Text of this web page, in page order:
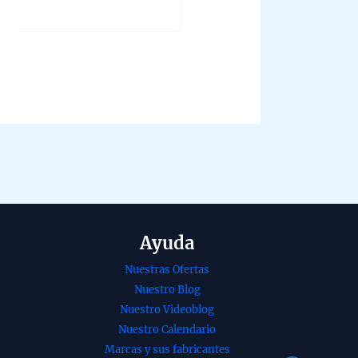
Ayuda
Nuestras Ofertas
Nuestro Blog
Nuestro Videoblog
Nuestro Calendario
Marcas y sus fabricantes
Incienso organico
gama blissful
blends felicidad de
Vijayshree